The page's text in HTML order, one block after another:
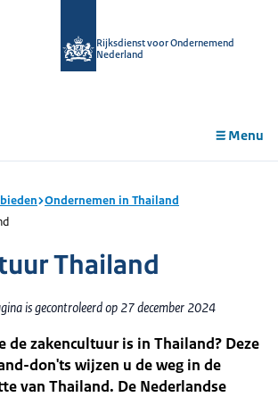
Rijksdienst voor Ondernemend
Nederland
Menu
Ondernemen in Thailand
Thailand
is gecontroleerd op 27 december 2024
de zakencultuur is in Thailand? Deze
don'ts wijzen u de weg in de
van Thailand. De Nederlandse